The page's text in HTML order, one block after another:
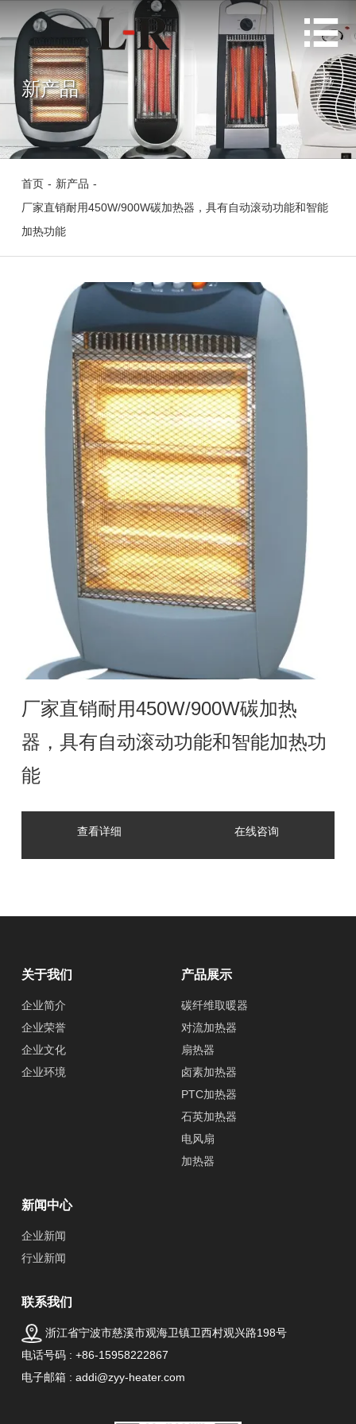

新产品
首页 - 新产品 -
厂家直销耐用450W/900W碳加热器，具有自动滚动功能和智能
加热功能
厂家直销耐用450W/900W碳加热
器，具有自动滚动功能和智能加热功
能
查看详细 在线咨询
关于我们
企业简介
企业荣誉
企业文化
企业环境
产品展示
碳纤维取暖器
对流加热器
扇热器
卤素加热器
PTC加热器
石英加热器
电风扇
加热器
新闻中心
企业新闻
行业新闻
联系我们
浙江省宁波市慈溪市观海卫镇卫西村观兴路198号
电话号码 : +86-15958222867
电子邮箱 : addi@zyy-heater.com